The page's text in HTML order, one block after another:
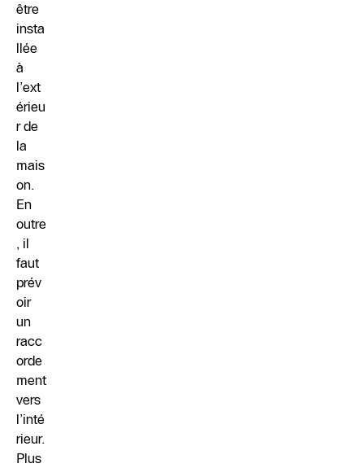
être
insta
llée
à
l’ext
érieu
r de
la
mais
on.
En
outre
, il
faut
prév
oir
un
racc
orde
ment
vers
l’inté
rieur.
Plus